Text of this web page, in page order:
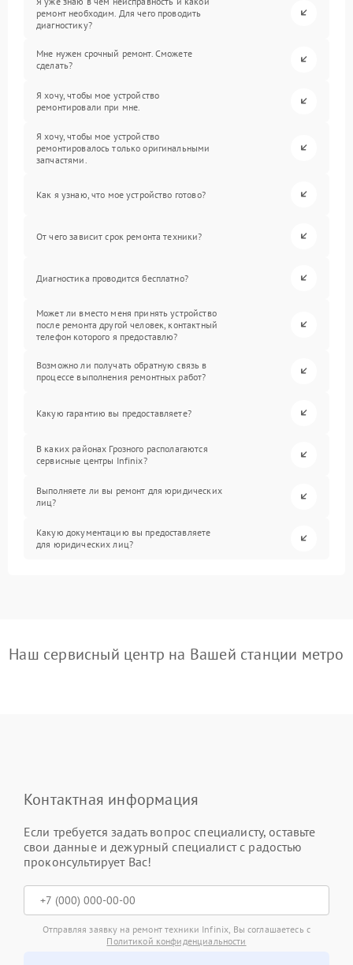
ремонт необходим. Для чего проводить
диагностику?
Мне нужен срочный ремонт. Сможете
сделать?
Я хочу, чтобы мое устройство
ремонтировали при мне.
Я хочу, чтобы мое устройство
ремонтировалось только оригинальными
запчастями.
Как я узнаю, что мое устройство готово?
От чего зависит срок ремонта техники?
Диагностика проводится бесплатно?
Может ли вместо меня принять устройство
после ремонта другой человек, контактный
телефон которого я предоставлю?
Возможно ли получать обратную связь в
процессе выполнения ремонтных работ?
Какую гарантию вы предоставляете?
В каких районах Грозного располагаются
сервисные центры Infinix?
Выполняете ли вы ремонт для юридических
лиц?
Какую документацию вы предоставляете
для юридических лиц?
Наш сервисный центр на Вашей станции метро
Контактная информация
Если требуется задать вопрос специалисту, оставьте
свои данные и дежурный специалист с радостью
проконсультирует Вас!
Отправляя заявку на ремонт техники Infinix, Вы соглашаетесь с
Политикой конфиденциальности